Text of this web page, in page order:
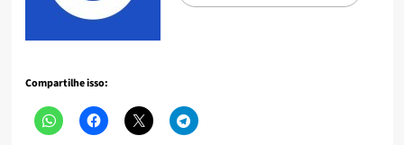
Compartilhe isso: